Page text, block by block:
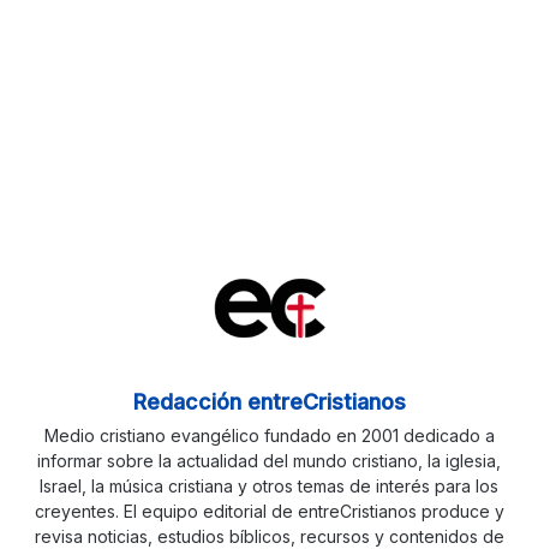
Redacción entreCristianos
Medio cristiano evangélico fundado en 2001 dedicado a
informar sobre la actualidad del mundo cristiano, la iglesia,
Israel, la música cristiana y otros temas de interés para los
creyentes. El equipo editorial de entreCristianos produce y
revisa noticias, estudios bíblicos, recursos y contenidos de